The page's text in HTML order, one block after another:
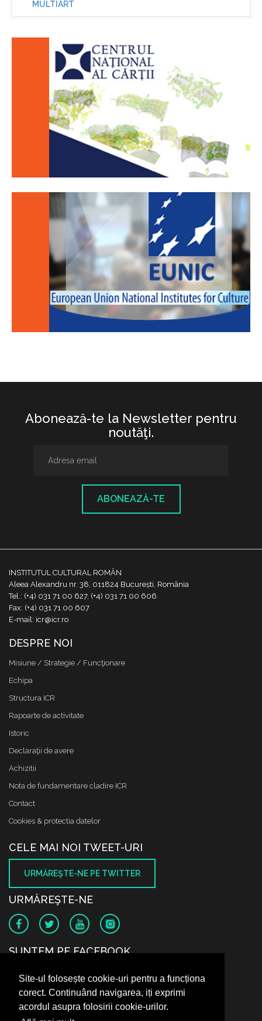
Site-ul folosește cookie-uri pentru a funcționa
corect. Continuând navigarea, iți exprimi
acordul asupra folosirii cookie-urilor.
MULTIART
Abonează-te la Newsletter pentru
noutăţi.
ABONEAZĂ-TE
INSTITUTUL CULTURAL ROMÂN
Aleea Alexandru nr. 38, 011824 București, România
Tel.: (+4) 031 71 00 627, (+4) 031 71 00 606
Fax: (+4) 031 71 00 607
E-mail: icr@icr.ro
DESPRE NOI
Misiune / Strategie / Funcţionare
Echipa
Structura ICR
Rapoarte de activitate
Istoric
Declaraţii de avere
Achizitii
Nota de fundamentare cladire ICR
Contact
Cookies & protectia datelor
CELE MAI NOI TWEET-URI
URMĂREŞTE-NE PE TWITTER
URMĂREŞTE-NE
SUNTEM PE FACEBOOK